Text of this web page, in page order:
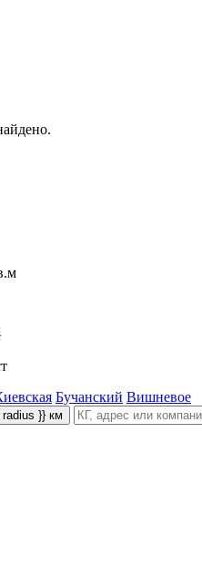
Бучанский Вишневое
radius }} км